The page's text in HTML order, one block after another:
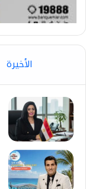
الأخيرة